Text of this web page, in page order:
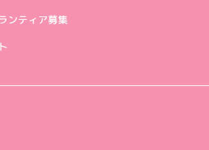
ンティア募集